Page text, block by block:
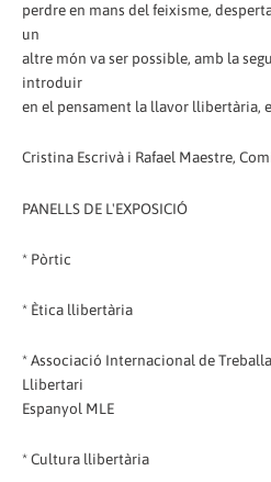
perdre en mans del feixisme,
un
altre món va ser possible, amb la
introduir
en el pensament la llavor llibertària,
Cristina Escrivà i Rafael Maestre,
PANELLS DE L'EXPOSICIÓ
* Pòrtic
* Ètica llibertària
* Associació Internacional de
Llibertari
Espanyol MLE
* Cultura llibertària